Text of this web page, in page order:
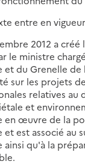
entre en
2012 a
le ministre
du Grenelle
sur les projets
relatives
et
en œuvre de la
est associé au
qu'à la